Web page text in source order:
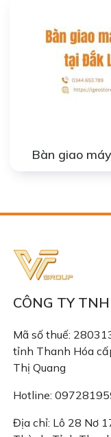
Bàn giao
CÔNG TY
Mã số thuế:
tỉnh Thanh Hóa
Thị Quang
Hotline:
Địa chỉ: Lô 28 Nơ